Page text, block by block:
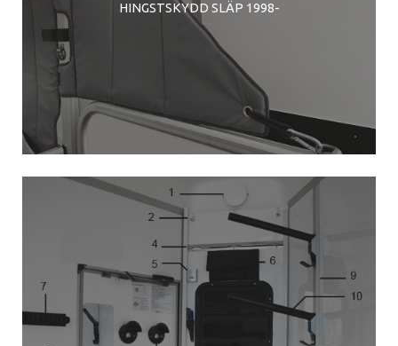
HINGSTSKYDD SLÄP 1998-